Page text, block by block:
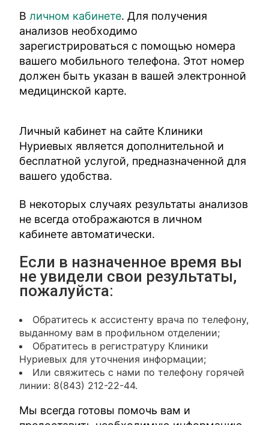
Вличном кабинете. Для получения
анализов необходимо
зарегистрироваться с помощью номера
вашего мобильного телефона. Этот номер
должен быть указан в вашей электронной
медицинской карте.
Личный кабинет на сайте Клиники
Нуриевых является дополнительной и
бесплатной услугой, предназначенной для
вашего удобства.
В некоторых случаях результаты анализов
не всегда отображаются в личном
кабинете автоматически.
Если в назначенное время вы
не увидели свои результаты,
пожалуйста:
Обратитесь к ассистенту врача по телефону,
выданному вам в профильном отделении;
Обратитесь в регистратуру Клиники
Нуриевых для уточнения информации;
Или свяжитесь с нами по телефону горячей
линии: 8(843) 212-22-44.
Мы всегда готовы помочь вам и